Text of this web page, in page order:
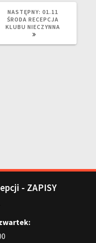
NASTĘPNY: 01.11
ŚRODA RECEPCJA
KLUBU NIECZYNNA
- ZAPISY